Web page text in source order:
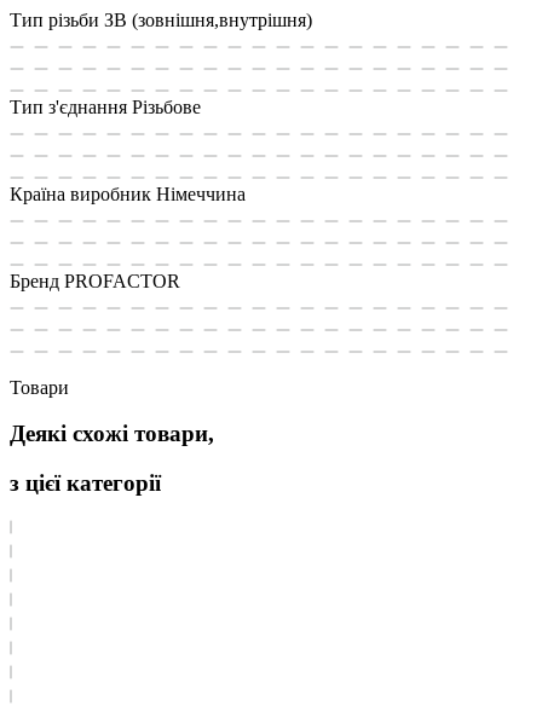
Тип різьби ЗВ (зовнішня,внутрішня)
Тип з'єднання Різьбове
Країна виробник Німеччина
Бренд PROFACTOR
Товари
Деякі схожі товари,
з цієї категорії